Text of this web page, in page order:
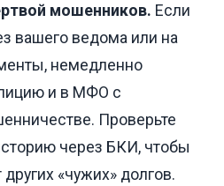
мошенников. Если
вашего ведома или на
немедленно
и в МФО с
Проверьте
через БКИ, чтобы
«чужих» долгов.